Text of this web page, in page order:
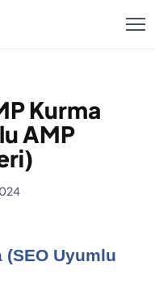
Kurma
AMP
(SEO Uyumlu